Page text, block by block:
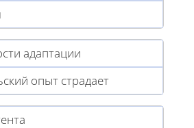
адаптации
опыт страдает